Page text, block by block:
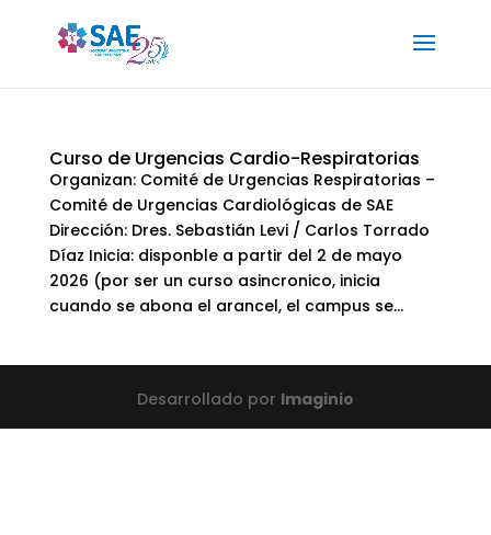
Curso de Urgencias Cardio-Respiratorias
Organizan: Comité de Urgencias Respiratorias –
Comité de Urgencias Cardiológicas de SAE
Dirección: Dres. Sebastián Levi / Carlos Torrado
Díaz Inicia: disponble a partir del 2 de mayo
2026 (por ser un curso asincronico, inicia
cuando se abona el arancel, el campus se...
Desarrollado por Imaginio